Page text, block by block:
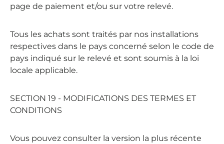
page de paiement et/ou sur votre relevé.
Tous les achats sont traités par nos installations
respectives dans le pays concerné selon le code de
pays indiqué sur le relevé et sont soumis à la loi
locale applicable.
SECTION 19 - MODIFICATIONS DES TERMES ET
CONDITIONS
Vous pouvez consulter la version la plus récente